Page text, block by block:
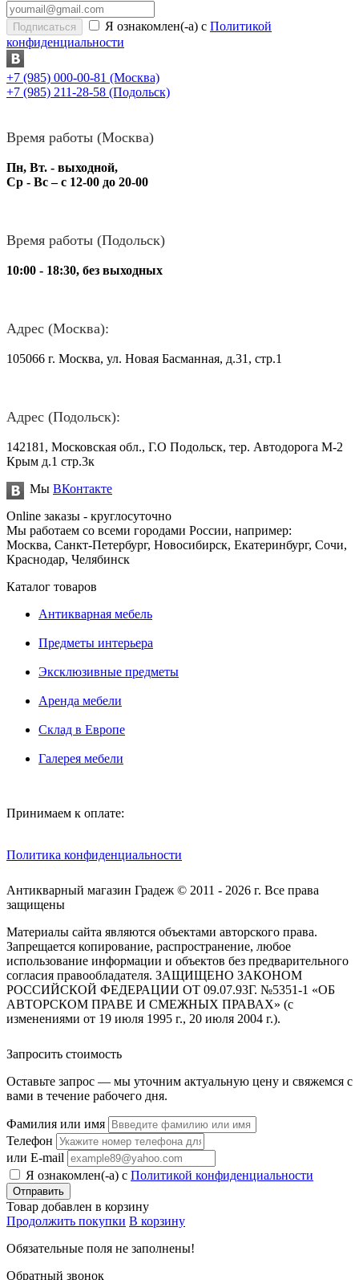
Я ознакомлен(-а) с Политикой
конфиденциальности
+7 (985) 000-00-81 (Москва)
+7 (985) 211-28-58 (Подольск)
Время работы (Москва)
Пн, Вт. - выходной,
Ср - Вс – с 12-00 до 20-00
Время работы (Подольск)
10:00 - 18:30, без выходных
Адрес (Москва):
105066 г. Москва, ул. Новая Басманная, д.31, стр.1
Адрес (Подольск):
142181, Московская обл., Г.О Подольск, тер. Автодорога М-2
Крым д.1 стр.3к
Мы ВКонтакте
Online заказы - круглосуточно
Мы работаем со всеми городами России, например:
Москва, Санкт-Петербург, Новосибирск, Екатеринбург, Сочи,
Краснодар, Челябинск
Каталог товаров
Антикварная мебель
Предметы интерьера
Эксклюзивные предметы
Аренда мебели
Склад в Европе
Галерея мебели
Принимаем к оплате:
Политика конфиденциальности
Антикварный магазин Градеж © 2011 - 2026 г. Все права
защищены
Материалы сайта являются объектами авторского права.
Запрещается копирование, распространение, любое
использование информации и объектов без предварительного
согласия правообладателя. ЗАЩИЩЕНО ЗАКОНОМ
РОССИЙСКОЙ ФЕДЕРАЦИИ ОТ 09.07.93Г. №5351-1 «ОБ
АВТОРСКОМ ПРАВЕ И СМЕЖНЫХ ПРАВАХ» (с
изменениями от 19 июля 1995 г., 20 июля 2004 г.).
Запросить стоимость
Оставьте запрос — мы уточним актуальную цену и свяжемся с
вами в течение рабочего дня.
Фамилия или имя
Телефон
или E-mail
Я ознакомлен(-а) с Политикой конфиденциальности
Товар добавлен в корзину
Продолжить покупки В корзину
Обязательные поля не заполнены!
Обратный звонок